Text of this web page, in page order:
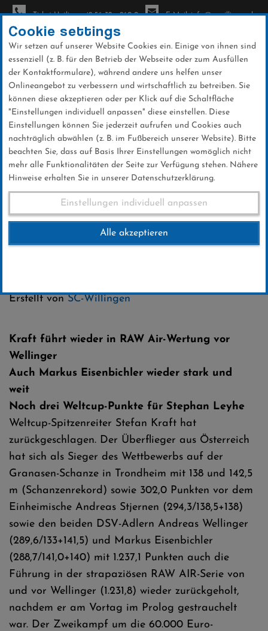
Direkt
zum
Inhalt
Ticket-Hotline: +49 56 32 - 960-0 E-Mail: info@sc-willingen.de
News
FIS World Cup Trondheim
16.03.2017
Erstellt vonSC-Willingen
Kraft führt wieder in RAW Air-Wertung vor
Wellinger
Auch Markus Eisenbichler wieder stark und
weit
Noch drei Weltcup-Punkte für Stephan Leyhe
Weltcup-Spitzenreiter Stefan Kraft hat
zurückgeschlagen. Der Überflieger aus Österreich
hat sich als Sieger des Wettbewerbs auf der
Granasen-Schanze in Trondheim mit 138 und 142,5
m (Schanzenrekord) sowie 302,0 Punkten vor dem
Einheimische Andreas Stjernen (294,3/138,5+138)
sowie den beiden DSV-Adlern Andreas Wellinger
(289,6/133+141,5) und Markus Eisenbichler
(288,7/141,0+140) mit 1.237,1 Punkten auch die
Führung in der strapaziösen RAW AIR-Serie von
und vor Wellinger (1.231,8) wieder zurückgeholt,
nachdem er am Vortag im Prolog gestrauchelt
war. Der Zweikampf um die 60.000 Euro-
Cookie settings
Wir setzen auf unserer Website Cookies ein. Einige von ihnen sind
essenziell (z. B. für den Betrieb der Webseite oder zum Ausfüllen
der Kontaktformulare), während andere uns helfen unser
Onlineangebot zu verbessern und wirtschaftlich zu betreiben. Sie
können diese akzeptieren oder per Klick auf die Schaltfläche
"Einstellungen individuell anpassen" diese einstellen. Diese
Einstellungen können Sie jederzeit aufrufen und Cookies auch
nachträglich abwählen (z. B. im Fußbereich unserer Website). Bitte
beachten Sie, dass auf Basis Ihrer Einstellungen womöglich nicht
mehr alle Funktionalitäten der Seite zur Verfügung stehen. Nähere
Hinweise erhalten Sie in unserer Datenschutzerklärung.
Einstellungen individuell anpassen
Alle akzeptieren